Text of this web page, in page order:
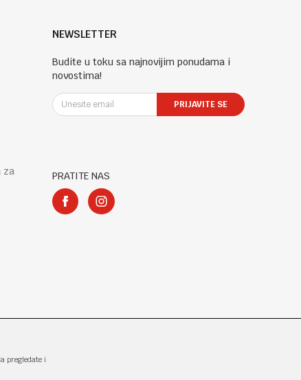
za
NEWSLETTER
Budite u toku sa najnovijim ponudama i
novostima!
PRIJAVITE SE
PRATITE NAS
pregledate i